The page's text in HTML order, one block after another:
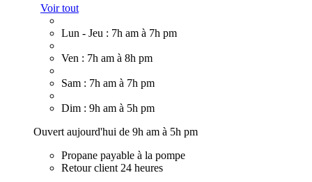
Voir tout
Lun - Jeu : 7h am à 7h pm
Ven : 7h am à 8h pm
Sam : 7h am à 7h pm
Dim : 9h am à 5h pm
Ouvert aujourd'hui de 9h am à 5h pm
Propane payable à la pompe
Retour client 24 heures